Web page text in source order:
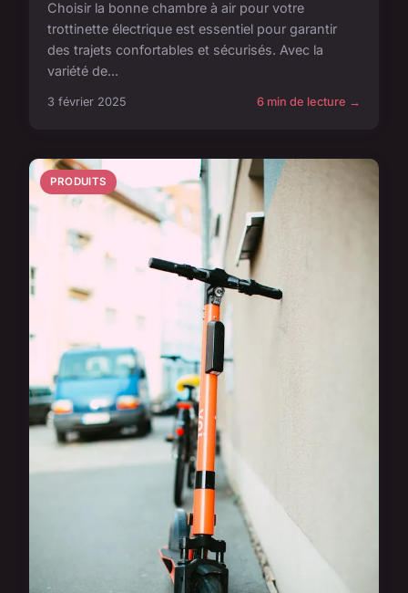
Choisir la bonne chambre à air pour votre
trottinette électrique est essentiel pour garantir
des trajets confortables et sécurisés. Avec la
variété de...
3 février 2025 6 min de lecture →
PRODUITS